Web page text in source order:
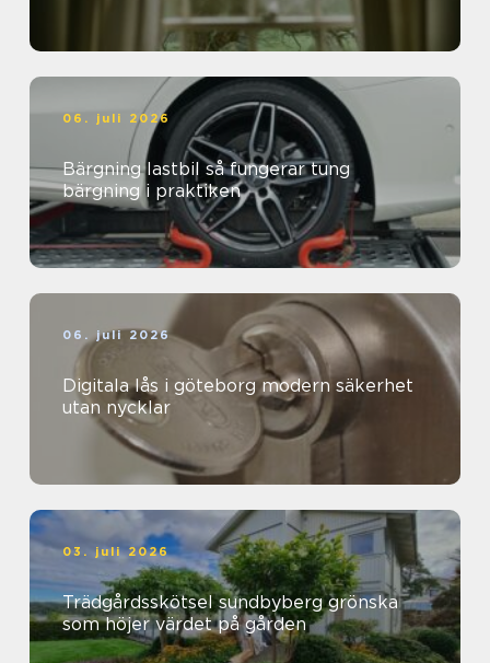
06. juli 2026
Bärgning lastbil så fungerar tung
bärgning i praktiken
06. juli 2026
Digitala lås i göteborg modern säkerhet
utan nycklar
03. juli 2026
Trädgårdsskötsel sundbyberg grönska
som höjer värdet på gården